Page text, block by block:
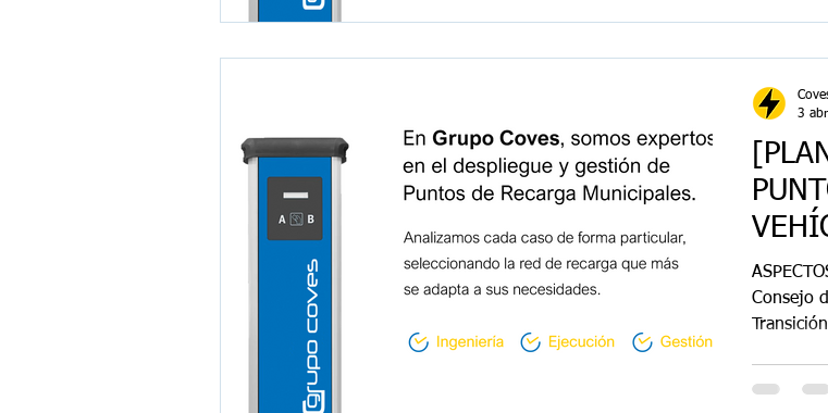
Consejo
3